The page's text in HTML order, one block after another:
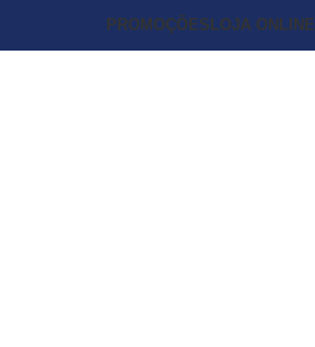
PROMOÇÕES LOJA ONLINE